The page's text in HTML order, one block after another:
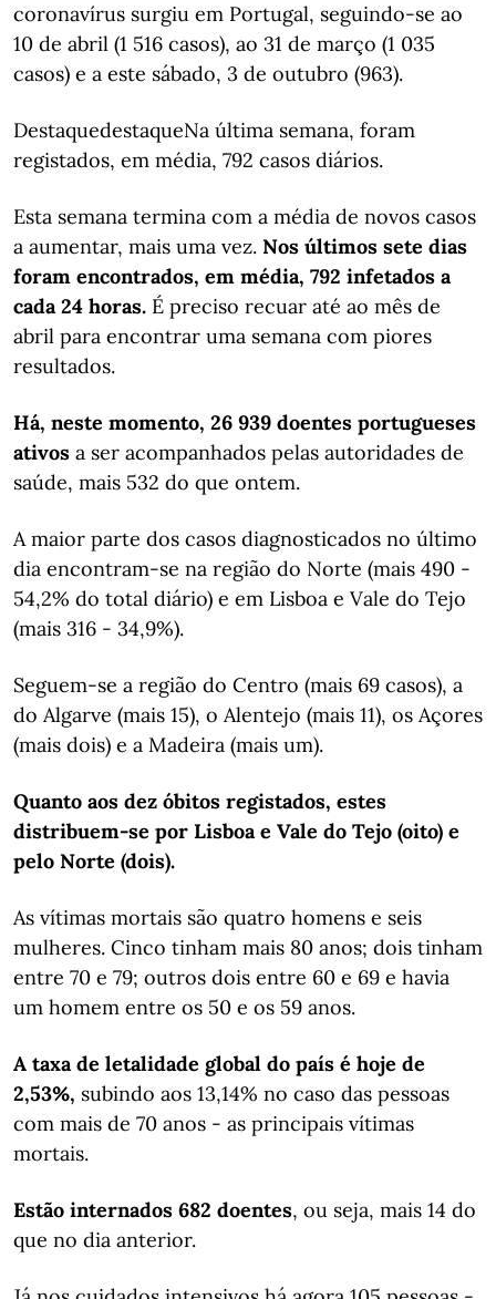
coronavírus surgiu em Portugal, seguindo-se ao
10 de abril (1 516 casos), ao 31 de março (1 035
casos) e a este sábado, 3 de outubro (963).
DestaquedestaqueNa última semana, foram
registados, em média, 792 casos diários.
Esta semana termina com a média de novos casos
a aumentar, mais uma vez. Nos últimos sete dias
foram encontrados, em média, 792 infetados a
cada 24 horas. É preciso recuar até ao mês de
abril para encontrar uma semana com piores
resultados.
Há, neste momento, 26 939 doentes portugueses
ativos a ser acompanhados pelas autoridades de
saúde, mais 532 do que ontem.
A maior parte dos casos diagnosticados no último
dia encontram-se na região do Norte (mais 490 -
54,2% do total diário) e em Lisboa e Vale do Tejo
(mais 316 - 34,9%).
Seguem-se a região do Centro (mais 69 casos), a
do Algarve (mais 15), o Alentejo (mais 11), os Açores
(mais dois) e a Madeira (mais um).
Quanto aos dez óbitos registados, estes
distribuem-se por Lisboa e Vale do Tejo (oito) e
pelo Norte (dois).
As vítimas mortais são quatro homens e seis
mulheres. Cinco tinham mais 80 anos; dois tinham
entre 70 e 79; outros dois entre 60 e 69 e havia
um homem entre os 50 e os 59 anos.
A taxa de letalidade global do país é hoje de
2,53%, subindo aos 13,14% no caso das pessoas
com mais de 70 anos - as principais vítimas
mortais.
Estão internados 682 doentes, ou seja, mais 14 do
que no dia anterior.